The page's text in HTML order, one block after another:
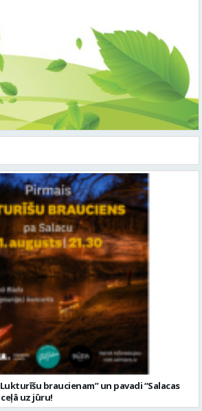
braucienam” un pavadi “Salacas
uz jūru!